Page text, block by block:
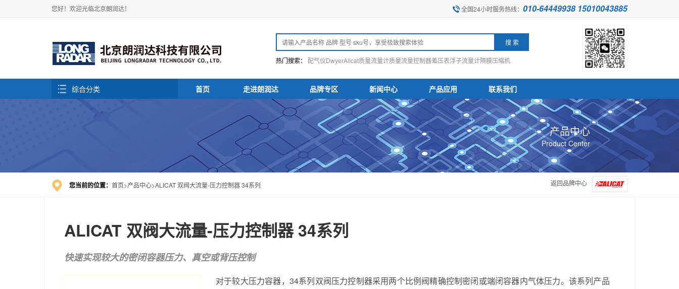
您好！欢迎光临北京朗润达！ 全国24小时服务热线： 010-64449938 15010043885
热门搜索： 配气仪DwyerAlicat质量流量计质量流量控制器差压表浮子流量计隔膜压缩机
综合分类 首页 走进朗润达 品牌专区 新闻中心 产品应用 联系我们
产品中心
Product Center
您当前的位置： 首页 产品中心 ALICAT 双阀大流量-压力控制器 34系列 返回品牌中心
ALICAT 双阀大流量-压力控制器 34系列
快速实现较大的密闭容器压力、真空或背压控制
对于较大压力容器，34系列双阀压力控制器采用两个比例阀精确控制密闭或端闭容器内气体压力。该系列产品